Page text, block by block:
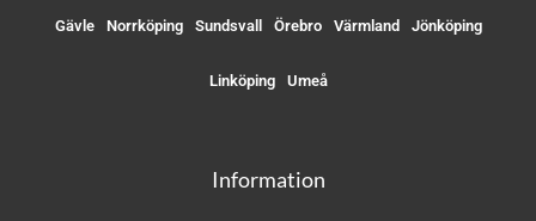
Gävle Norrköping Sundsvall Örebro Värmland Jönköping
Linköping Umeå
Information